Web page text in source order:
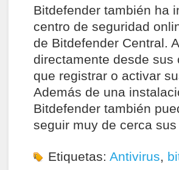
Bitdefender también ha
centro de seguridad
de Bitdefender Central.
directamente desde
que registrar o activar
Además de una
Bitdefender también
seguir muy de cerca
Etiquetas: Antivirus,